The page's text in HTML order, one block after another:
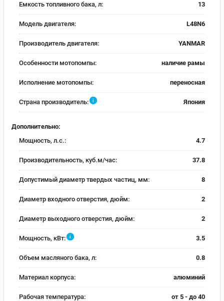
Емкость топливного бака, л: 13
Модель двигателя: L48N6
Производитель двигателя: YANMAR
Особенности мотопомпы: наличие рамы
Исполнение мотопомпы: переносная
Страна производитель: i Япония
Дополнительно:
Мощность, л.с.:
4.7
Производительность, куб.м/час: 37.8
Допустимый диаметр твердых частиц, мм: 8
Диаметр входного отверстия, дюйм: 2
Диаметр выходного отверстия, дюйм: 2
Мощность, кВт: i 3.5
Объем масляного бака, л: 0.8
Материал корпуса: алюминий
Рабочая температура: от 5 - до 40